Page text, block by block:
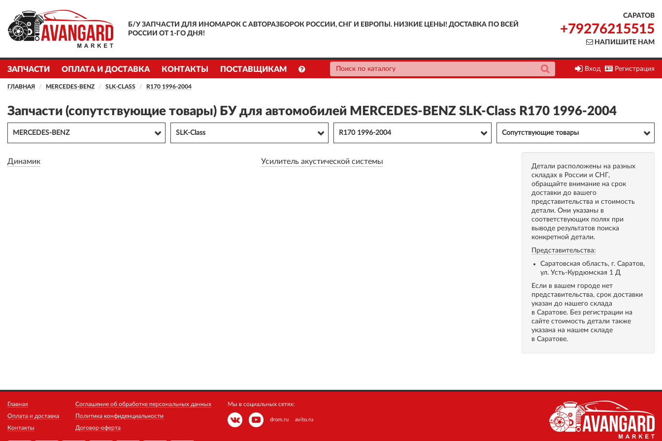
Б/У ЗАПЧАСТИ ДЛЯ ИНОМАРОК С АВТОРАЗБОРОК РОССИИ, СНГ И ЕВРОПЫ. НИЗКИЕ ЦЕНЫ! ДОСТАВКА ПО ВСЕЙ
РОССИИ ОТ 1-ГО ДНЯ!
САРАТОВ
+79276215515
НАПИШИТЕ НАМ
ЗАПЧАСТИ ОПЛАТА И ДОСТАВКА КОНТАКТЫ ПОСТАВЩИКАМ Вход Регистрация
ГЛАВНАЯ MERCEDES-BENZ SLK-CLASS R170 1996-2004
Запчасти (сопутствующие товары) БУ для автомобилей MERCEDES-BENZ SLK-Class R170 1996-2004
MERCEDES-BENZ SLK-Class R170 1996-2004 Сопутствующие товары
Динамик Усилитель акустической системы
Детали расположены на разных
складах в России и СНГ,
обращайте внимание на срок
доставки до вашего
представительства и стоимость
детали. Они указаны в
соответствующих полях при
выводе результатов поиска
конкретной детали.
Представительства:
Саратовская область, г. Саратов,
ул. Усть-Курдюмская 1 Д
Если в вашем городе нет
представительства, срок доставки
указан до нашего склада
в Саратове. Без регистрации на
сайте стоимость детали также
указана на нашем складе
в Саратове.
Главная
Оплата и доставка
Контакты
Соглашение об обработке персональных данных
Политика конфиденциальности
Договор-оферта
Мы в социальных сетях:
drom.ru avito.ru